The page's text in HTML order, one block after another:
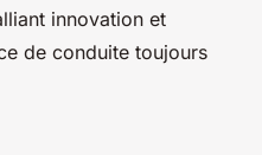
innovation et
de conduite toujours